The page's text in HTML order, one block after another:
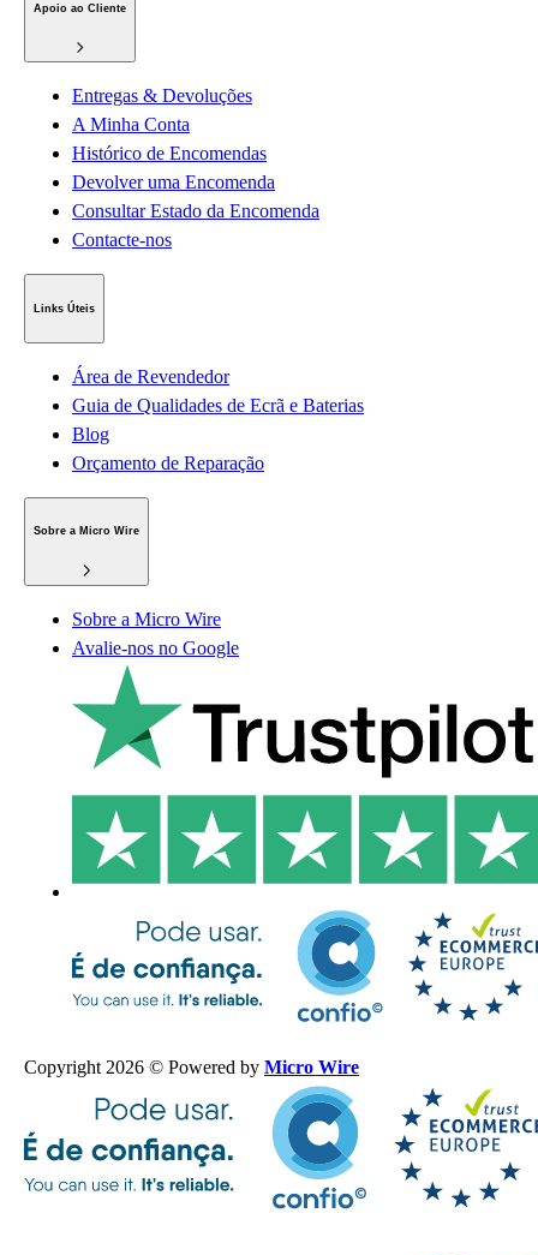
Apoio ao Cliente
Entregas & Devoluções
A Minha Conta
Histórico de Encomendas
Devolver uma Encomenda
Consultar Estado da Encomenda
Contacte-nos
Links Úteis
Área de Revendedor
Guia de Qualidades de Ecrã e Baterias
Blog
Orçamento de Reparação
Sobre a Micro Wire
Sobre a Micro Wire
Avalie-nos no Google
Copyright 2026 © Powered by Micro Wire